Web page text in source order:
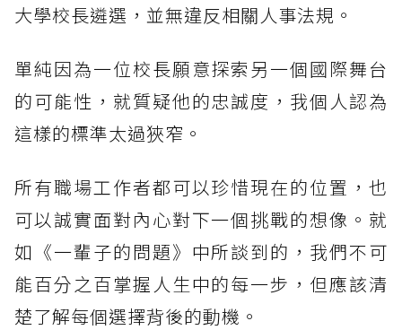
大學校長遴選，並無違反相關人事法規。
單純因為一位校長願意探索另一個國際舞台
的可能性，就質疑他的忠誠度，我個人認為
這樣的標準太過狹窄。
所有職場工作者都可以珍惜現在的位置，也
可以誠實面對內心對下一個挑戰的想像。就
如《一輩子的問題》中所談到的，我們不可
能百分之百掌握人生中的每一步，但應該清
楚了解每個選擇背後的動機。